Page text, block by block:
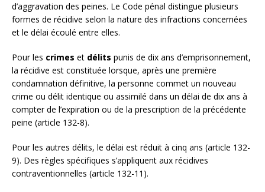
d’aggravation des peines. Le Code pénal distingue plusieurs
formes de récidive selon la nature des infractions concernées
et le délai écoulé entre elles.
Pour les crimes et délits punis de dix ans d’emprisonnement,
la récidive est constituée lorsque, après une première
condamnation définitive, la personne commet un nouveau
crime ou délit identique ou assimilé dans un délai de dix ans à
compter de l’expiration ou de la prescription de la précédente
peine (article 132-8).
Pour les autres délits, le délai est réduit à cinq ans (article 132-
9). Des règles spécifiques s’appliquent aux récidives
contraventionnelles (article 132-11).